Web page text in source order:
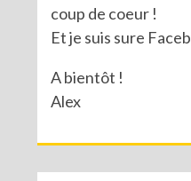
coup de coeur !
Et je suis sure
A bientôt !
Alex